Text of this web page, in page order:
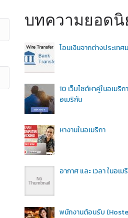
บทความยอดนิ
โอนเงินจากต่างประเท
10 เว็บไซต์หาคู่ในอเมริ
อเมริกัน
หางานในอเมริกา
อากาศ และ เวลา ในอเม
พนักงานต้อนรับ